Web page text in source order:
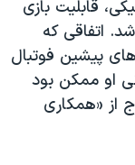
قابلیت بازی
اتفاقی که
پیشین فوتبال
او ممکن بود
از «همکاری